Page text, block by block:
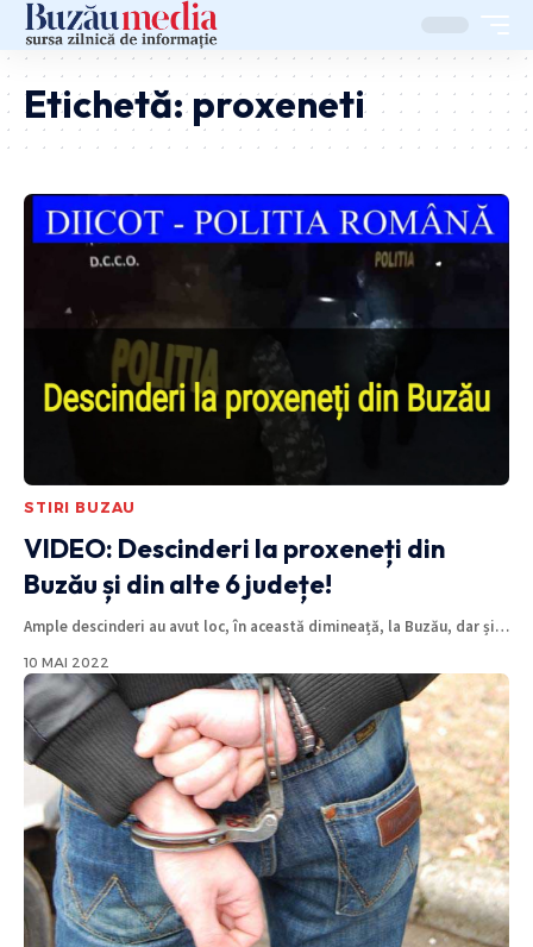
Etichetă:proxeneti
STIRI BUZAU
VIDEO: Descinderi la proxeneți din
Buzău și din alte 6 județe!
Ample descinderi au avut loc, în această dimineață, la Buzău, dar și…
10 MAI 2022